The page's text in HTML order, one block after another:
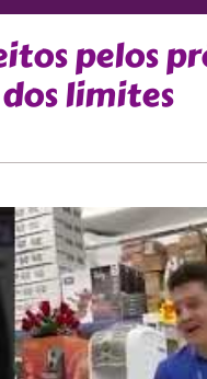
pelos
limites